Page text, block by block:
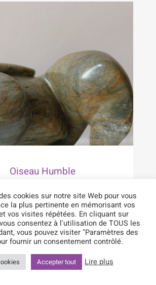
Oiseau Humble
cookies sur notre site Web pour vous
la plus pertinente en mémorisant vos
vos visites répétées. En cliquant sur
consentez à l'utilisation de TOUS les
vous pouvez visiter "Paramètres des
fournir un consentement contrôlé.
Accepter tout Lire plus